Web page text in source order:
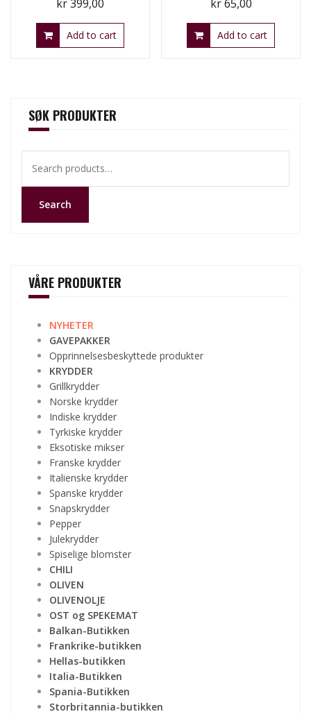
kr399,00
Add to cart
kr65,00
Add to cart
SØK PRODUKTER
for:
Search
VÅRE PRODUKTER
NYHETER
GAVEPAKKER
Opprinnelsesbeskyttede produkter
KRYDDER
Grillkrydder
Norske krydder
Indiske krydder
Tyrkiske krydder
Eksotiske mikser
Franske krydder
Italienske krydder
Spanske krydder
Snapskrydder
Pepper
Julekrydder
Spiselige blomster
CHILI
OLIVEN
OLIVENOLJE
OST og SPEKEMAT
Balkan-Butikken
Frankrike-butikken
Hellas-butikken
Italia-Butikken
Spania-Butikken
Storbritannia-butikken